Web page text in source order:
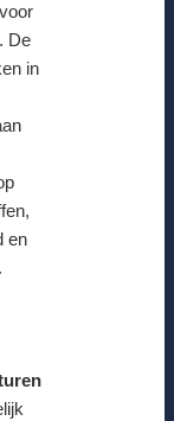
. De
in
en